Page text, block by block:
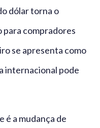
dólar torna o
compradores
se apresenta como
internacional pode
é a mudança de